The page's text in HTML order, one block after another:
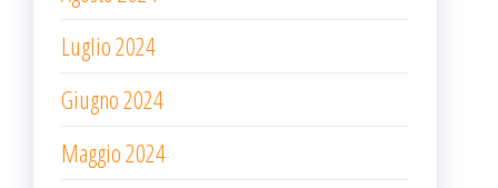
Luglio 2024
Giugno 2024
Maggio 2024